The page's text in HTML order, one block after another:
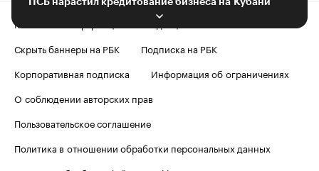
Контактная информация
Редакция
Скрыть баннеры на РБК
Подписка на РБК
Корпоративная подписка
Информация об ограничениях
О соблюдении авторских прав
Пользовательское соглашение
Политика в отношении обработки персональных данных